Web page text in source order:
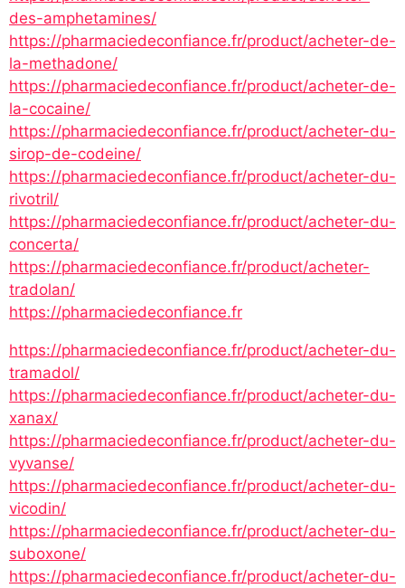
des-amphetamines/
https://pharmaciedeconfiance.fr/product/acheter-de-
la-methadone/
https://pharmaciedeconfiance.fr/product/acheter-de-
la-cocaine/
https://pharmaciedeconfiance.fr/product/acheter-du-
sirop-de-codeine/
https://pharmaciedeconfiance.fr/product/acheter-du-
rivotril/
https://pharmaciedeconfiance.fr/product/acheter-du-
concerta/
https://pharmaciedeconfiance.fr/product/acheter-
tradolan/
https://pharmaciedeconfiance.fr
https://pharmaciedeconfiance.fr/product/acheter-du-
tramadol/
https://pharmaciedeconfiance.fr/product/acheter-du-
xanax/
https://pharmaciedeconfiance.fr/product/acheter-du-
vyvanse/
https://pharmaciedeconfiance.fr/product/acheter-du-
vicodin/
https://pharmaciedeconfiance.fr/product/acheter-du-
suboxone/
https://pharmaciedeconfiance.fr/product/acheter-du-